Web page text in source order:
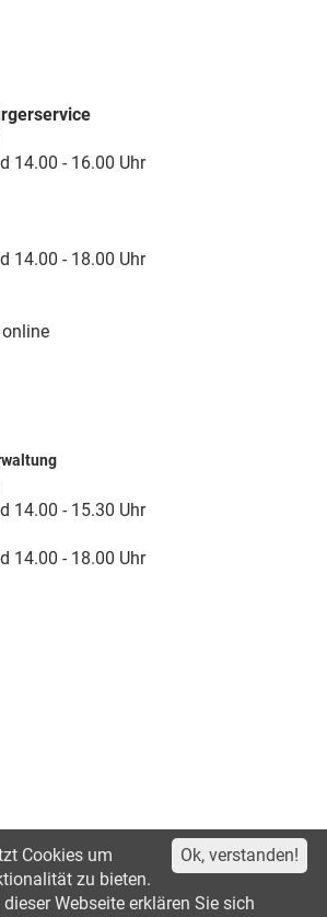
14.00 - 16.00 Uhr
14.00 - 18.00 Uhr
14.00 - 15.30 Uhr
14.00 - 18.00 Uhr
Datenschutz
Ok, verstanden!
Cookies um
zu bieten.
Webseite erklären Sie sich